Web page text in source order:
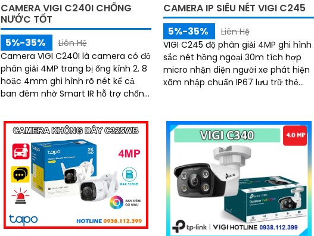
CAMERA VIGI C240I CHỐNG
NƯỚC TỐT
5%-35%
Liên Hệ
Camera VIGI C240I là camera có độ
phân giải 4MP trang bị ống kính 2. 8
hoặc 4mm ghi hình rõ nét kể cả
ban đêm nhờ Smart IR hỗ trợ chống
chống nước IP67 và chống phá hoại
IK10 với chuẩn nén video H
CAMERA IP SIÊU NÉT VIGI C245
5%-35%
Liên Hệ
VIGI C245 độ phân giải 4MP ghi hình
sắc nét hồng ngoại 30m tích hợp
micro nhận diện người xe phát hiện
xâm nhập chuẩn IP67 lưu trữ thẻ
Manager trình duyệt